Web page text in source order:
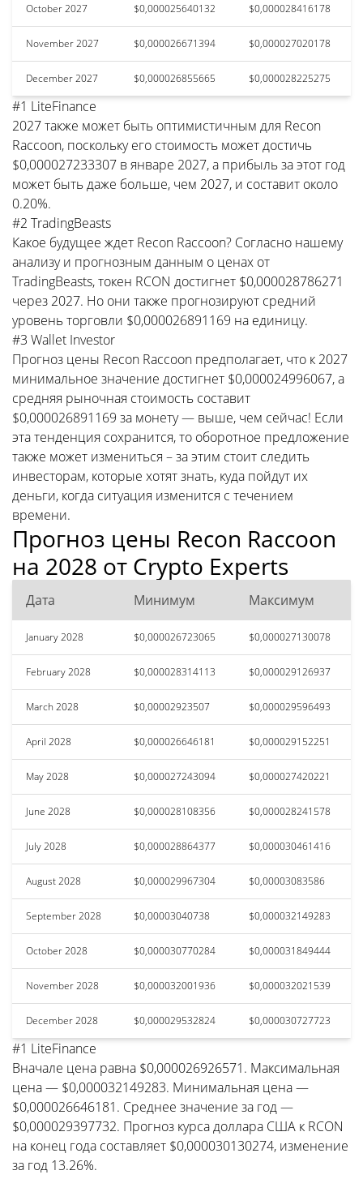
October 2027 $0,000025640132 $0,000028416178
November 2027 $0,000026671394 $0,000027020178
December 2027 $0,000026855665 $0,000028225275
#1 LiteFinance
2027 также может быть оптимистичным для Recon
Raccoon, поскольку его стоимость может достичь
$0,000027233307 в январе 2027, а прибыль за этот год
может быть даже больше, чем 2027, и составит около
0.20%.
#2 TradingBeasts
Какое будущее ждет Recon Raccoon? Согласно нашему
анализу и прогнозным данным о ценах от
TradingBeasts, токен RCON достигнет $0,000028786271
через 2027. Но они также прогнозируют средний
уровень торговли $0,000026891169 на единицу.
#3 Wallet Investor
Прогноз цены Recon Raccoon предполагает, что к 2027
минимальное значение достигнет $0,000024996067, а
средняя рыночная стоимость составит
$0,000026891169 за монету — выше, чем сейчас! Если
эта тенденция сохранится, то оборотное предложение
также может измениться – за этим стоит следить
инвесторам, которые хотят знать, куда пойдут их
деньги, когда ситуация изменится с течением
времени.
Прогноз цены Recon Raccoon
на 2028 от Crypto Experts
Дата Минимум Максимум
January 2028 $0,000026723065 $0,000027130078
February 2028 $0,000028314113 $0,000029126937
March 2028 $0,00002923507 $0,000029596493
April 2028 $0,000026646181 $0,000029152251
May 2028 $0,000027243094 $0,000027420221
June 2028 $0,000028108356 $0,000028241578
July 2028 $0,000028864377 $0,000030461416
August 2028 $0,000029967304 $0,00003083586
September 2028 $0,00003040738 $0,000032149283
October 2028 $0,000030770284 $0,000031849444
November 2028 $0,000032001936 $0,000032021539
December 2028 $0,000029532824 $0,000030727723
#1 LiteFinance
Вначале цена равна $0,000026926571. Максимальная
цена — $0,000032149283. Минимальная цена —
$0,000026646181. Среднее значение за год —
$0,000029397732. Прогноз курса доллара США к RCON
на конец года составляет $0,000030130274, изменение
за год 13.26%.